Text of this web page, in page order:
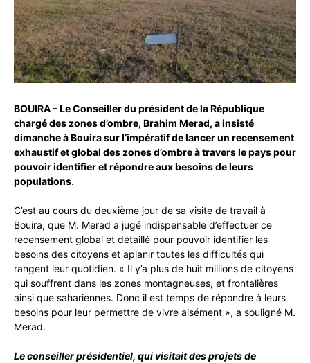
BOUIRA – Le Conseiller du président de la République
chargé des zones d’ombre, Brahim Merad, a insisté
dimanche à Bouira sur l’impératif de lancer un recensement
exhaustif et global des zones d’ombre à travers le pays pour
pouvoir identifier et répondre aux besoins de leurs
populations.
C’est au cours du deuxième jour de sa visite de travail à
Bouira, que M. Merad a jugé indispensable d’effectuer ce
recensement global et détaillé pour pouvoir identifier les
besoins des citoyens et aplanir toutes les difficultés qui
rangent leur quotidien. « Il y’a plus de huit millions de citoyens
qui souffrent dans les zones montagneuses, et frontalières
ainsi que sahariennes. Donc il est temps de répondre à leurs
besoins pour leur permettre de vivre aisément », a souligné M.
Merad.
Le conseiller présidentiel, qui visitait des projets de